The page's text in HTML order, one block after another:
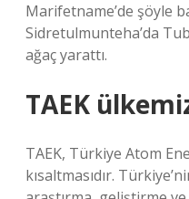
Marifetname’de şöyle
Sidretulmunteha’da
ağaç yarattı.
TAEK
TAEK, Türkiye Atom
kısaltmasıdır.